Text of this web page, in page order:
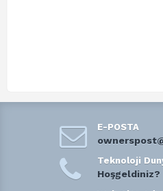
E-POSTA
Teknoloji
Hoşgeldiniz?